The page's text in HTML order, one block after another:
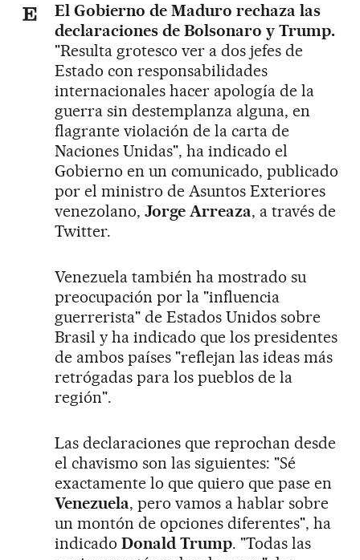
El Gobierno de Maduro rechaza las
declaraciones de Bolsonaro y Trump.
"Resulta grotesco ver a dos jefes de
Estado con responsabilidades
internacionales hacer apología de la
guerra sin destemplanza alguna, en
flagrante violación de la carta de
Naciones Unidas", ha indicado el
Gobierno en un comunicado, publicado
por el ministro de Asuntos Exteriores
venezolano, Jorge Arreaza, a través de
Twitter.
Venezuela también ha mostrado su
preocupación por la "influencia
guerrerista" de Estados Unidos sobre
Brasil y ha indicado que los presidentes
de ambos países "reflejan las ideas más
retrógadas para los pueblos de la
región".
Las declaraciones que reprochan desde
el chavismo son las siguientes: "Sé
exactamente lo que quiero que pase en
Venezuela, pero vamos a hablar sobre
un montón de opciones diferentes", ha
indicado Donald Trump. "Todas las